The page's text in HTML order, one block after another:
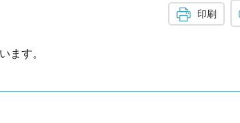
印刷
ます。